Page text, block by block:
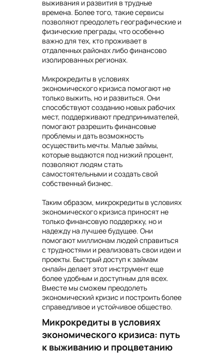
выживания и развития в трудные
времена. Более того, такие сервисы
позволяют преодолеть географические и
физические преграды, что особенно
важно для тех, кто проживает в
отдаленных районах либо финансово
изолированных регионах.
Микрокредиты в условиях
экономического кризиса помогают не
только выжить, но и развиться. Они
способствуют созданию новых рабочих
мест, поддерживают предпринимателей,
помогают разрешить финансовые
проблемы и дать возможность
осуществить мечты. Малые займы,
которые выдаются под низкий процент,
позволяют людям стать
самостоятельными и создать свой
собственный бизнес.
Таким образом, микрокредиты в условиях
экономического кризиса приносят не
только финансовую поддержку, но и
надежду на лучшее будущее. Они
помогают миллионам людей справиться
с трудностями и реализовать свои идеи и
проекты. Быстрый доступ к займам
онлайн делает этот инструмент еще
более удобным и доступным для всех.
Вместе мы сможем преодолеть
экономический кризис и построить более
справедливое и устойчивое общество.
Микрокредиты в условиях
экономического кризиса: путь
к выживанию и процветанию